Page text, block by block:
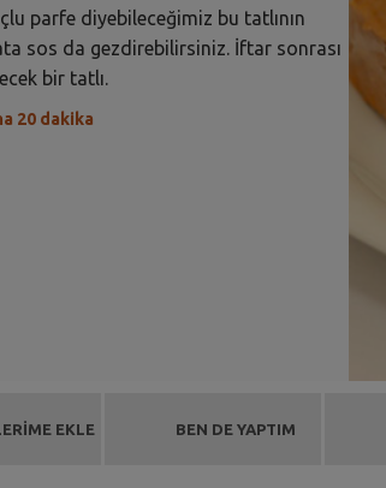
parfe diyebileceğimiz bu tatlının
sos da gezdirebilirsiniz. İftar sonrası
bir tatlı.
20 dakika
EKLE BEN DE YAPTIM